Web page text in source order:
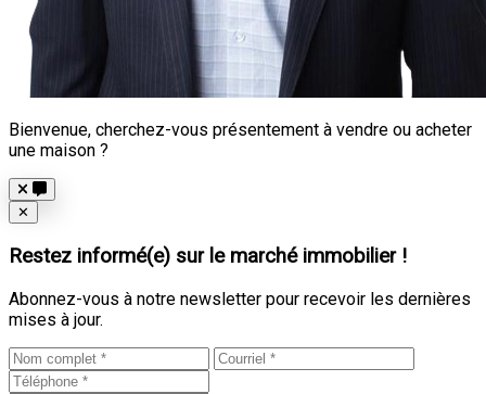
Bienvenue, cherchez-vous présentement à vendre ou acheter
une maison ?
Close
✕
Restez informé(e) sur le marché immobilier !
Abonnez-vous à notre newsletter pour recevoir les dernières
mises à jour.